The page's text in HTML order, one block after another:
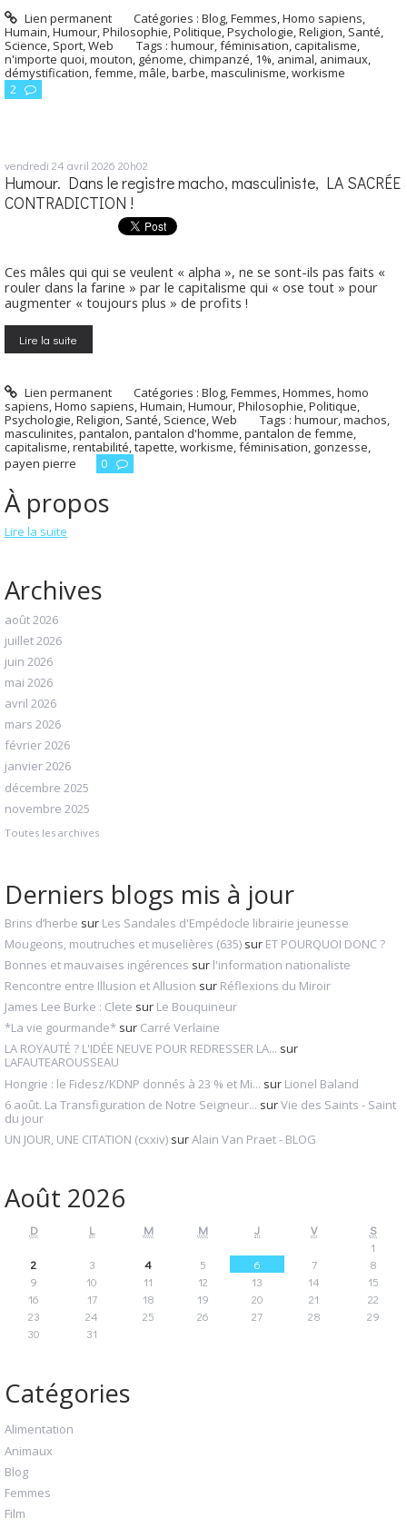
Lien permanent Catégories :Blog,Femmes,Homo sapiens,
Humain,Humour,Philosophie,Politique,Psychologie,Religion, Santé,
Science, Sport,Web Tags : humour,féminisation,capitalisme,
n'importe quoi,mouton, génome,chimpanzé, 1%, animal, animaux,
démystification,femme,mâle,barbe,masculinisme,workisme
2
vendredi 24 avril 2026 20h02
Humour. Dans le registre macho, masculiniste, LA SACRÉE
CONTRADICTION !
Ces mâles qui qui se veulent « alpha », ne se sont-ils pas faits «
rouler dans la farine » par le capitalisme qui « ose tout » pour
augmenter « toujours plus » de profits !
Lire la suite
Lien permanent Catégories :Blog,Femmes,Hommes, homo
sapiens,Homo sapiens,Humain,Humour,Philosophie,Politique,
Psychologie,Religion, Santé, Science,Web Tags : humour,machos,
masculinites,pantalon,pantalon d'homme,pantalon de femme,
capitalisme,rentabilité,tapette,workisme,féminisation, gonzesse,
payen pierre
0
À propos
Lire la suite
Archives
août 2026
juillet 2026
juin 2026
mai 2026
avril 2026
mars 2026
février 2026
janvier 2026
décembre 2025
novembre 2025
Toutes les archives
Derniers blogs mis à jour
Brins d’herbe sur Les Sandales d'Empédocle librairie jeunesse
Mougeons, moutruches et muselières (635) sur ET POURQUOI DONC ?
Bonnes et mauvaises ingérences sur l'information nationaliste
Rencontre entre Illusion et Allusion sur Réflexions du Miroir
James Lee Burke : Clete sur Le Bouquineur
*La vie gourmande* sur Carré Verlaine
LA ROYAUTÉ ? L'IDÉE NEUVE POUR REDRESSER LA... sur
LAFAUTEAROUSSEAU
Hongrie : le Fidesz/KDNP donnés à 23 % et Mi... sur Lionel Baland
6 août. La Transfiguration de Notre Seigneur... surVie des Saints - Saint
du jour
UN JOUR, UNE CITATION (cxxiv) surAlain Van Praet - BLOG
Août 2026
D L M M J V
S
1
2
3 4 5 6 7
8
9
10 11 12 13 14
15
16
17 18 19 20 21
22
23
24 25 26 27 28
29
30
31
Catégories
Alimentation
Animaux
Blog
Femmes
Film